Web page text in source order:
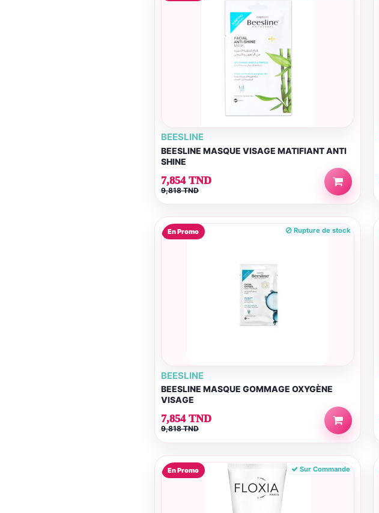
BEESLINE
BEESLINE MASQUE VISAGE MATIFIANT ANTI
SHINE
7,854 TND
9,818 TND
En Promo Rupture de stock
BEESLINE
BEESLINE MASQUE GOMMAGE OXYGÈNE
VISAGE
7,854 TND
9,818 TND
En Promo Sur Commande